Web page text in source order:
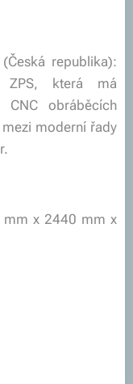
republika):
ZPS, která má
obráběcích
moderní řady
mm x 2440 mm x